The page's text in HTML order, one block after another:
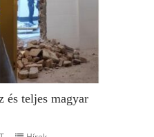
és teljes magyar